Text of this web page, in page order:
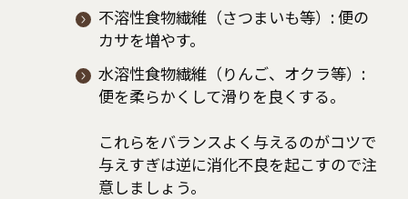
不溶性食物繊維（さつまいも等）:便の
カサを増やす。
水溶性食物繊維（りんご、オクラ等）:
便を柔らかくして滑りを良くする。
これらをバランスよく与えるのがコツで
与えすぎは逆に消化不良を起こすので注
意しましょう。